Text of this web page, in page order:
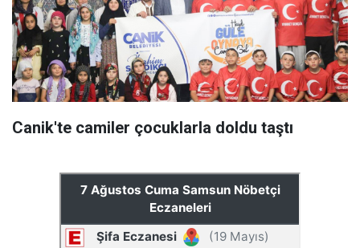
Canik'te camiler çocuklarla doldu taştı